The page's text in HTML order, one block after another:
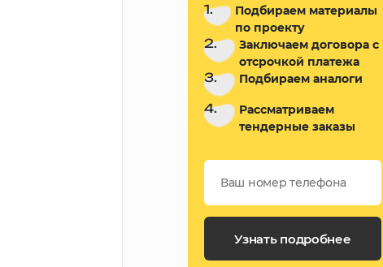
1.
Подбираем материалы
по проекту
2.
Заключаем договора с
отсрочкой платежа
3. Подбираем аналоги
4.
Рассматриваем
тендерные заказы
Узнать подробнее